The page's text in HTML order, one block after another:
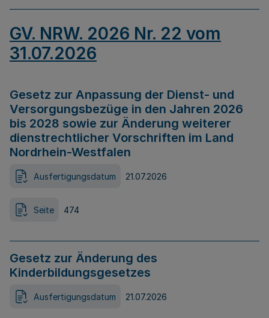
GV. NRW. 2026 Nr. 22 vom
31.07.2026
Gesetz zur Anpassung der Dienst- und
Versorgungsbezüge in den Jahren 2026
bis 2028 sowie zur Änderung weiterer
dienstrechtlicher Vorschriften im Land
Nordrhein-Westfalen
Ausfertigungsdatum 21.07.2026
Seite 474
Gesetz zur Änderung des
Kinderbildungsgesetzes
Ausfertigungsdatum 21.07.2026